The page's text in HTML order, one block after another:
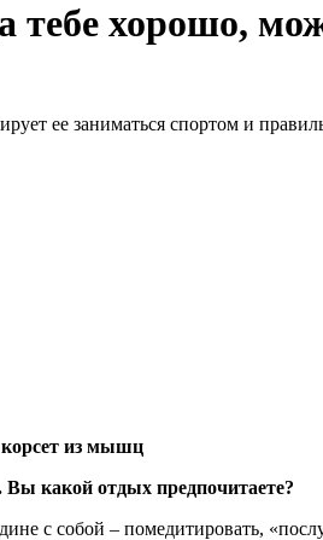
тебе хорошо,
ее заниматься спортом и
из мышц
Вы какой отдых предпочитаете?
с собой – помедитировать,